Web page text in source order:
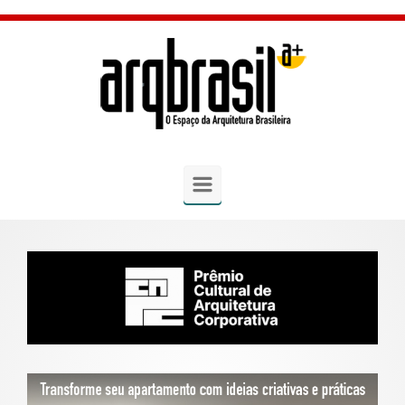
Skip to main content